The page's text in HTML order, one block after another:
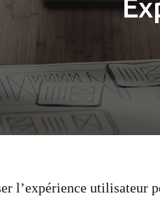
l’expérience utilisateur